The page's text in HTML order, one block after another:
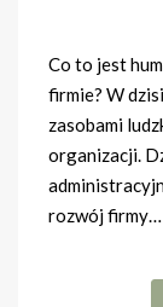
Co to jest
firmie? W
zasobami
organizacji.
rozwój firmy…